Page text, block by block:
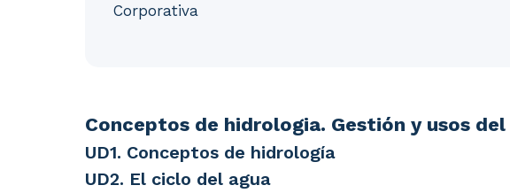
Corporativa
Conceptos de hidrologia. Gestión y usos del agua UD1.
Conceptos de hidrologia. Gestión y usos del
UD1. Conceptos de hidrología
UD2. El ciclo del agua